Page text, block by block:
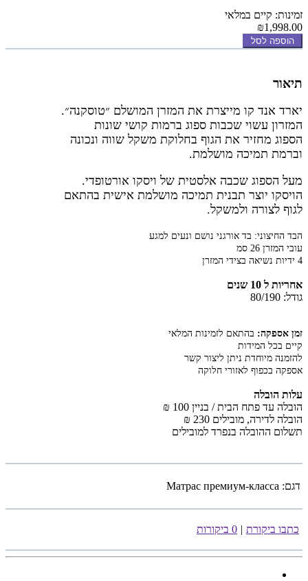
זמינות: קיים במלאי
₪1,998.00
הוספה לסל
תיאור
יארד אנד קו מייצרת את המזרן המושלם ״טוסקנה״.
המזרון עשוי שכבות ספוג ברמות קושי שונות
הספוג מחזיר את הגוף בחלוקת משקל שווה ונכונה
וברמת תמיכה מושלמת.
מעל הספוג שכבה אלסטית של ויסקו אורטופדי.
הויסקו יוצר תבנית תמיכה מושלמת אישית בהתאם
לגוף לצורה ולמשקל.
הבד החיצוני: בד אורגני נושם ונעים למגע
עובי המזרן 26 סמ
4 ידיות נשיאה בצידי המזרן
אחריות ל 10 שנים
גודל: 80/190
זמן אספקה: בהתאם לזמינות המלאי
קיים בכל המידות
להזמנה מיוחדת ניתן ליצור קשר
אספקה בכפוף לאזורי חלוקה
עלות הובלה
הובלה עד פתח הבית / בניין 100 ₪
הובלה לדירה, מובילים 230 ₪
תשלום ההובלה בנפרד למובילים
דגם: Матрас премиум-класса
כתבו ביקורת | 0 ביקורות